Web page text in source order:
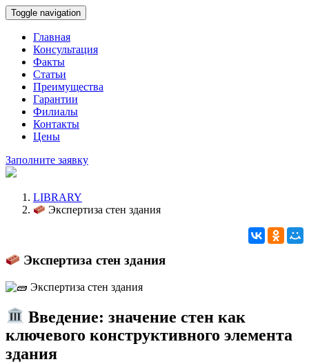
Toggle navigation
Главная
Консультация
Факты
Статьи
Преимущества
Гарантии
Филиалы
Контакты
Цены
Заполните заявку
LIBRARY
Экспертиза стен здания
Экспертиза стен здания
Введение: значение стен как
ключевого конструктивного элемента
здания